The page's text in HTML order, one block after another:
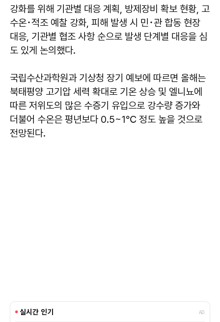
강화를 위해 기관별 대응 계획, 방제장비 확보 현황, 고
수온･적조 예찰 강화, 피해 발생 시 민･관 합동 현장
대응, 기관별 협조 사항 순으로 발생 단계별 대응을 심
도 있게 논의했다.
국립수산과학원과 기상청 장기 예보에 따르면 올해는
북태평양 고기압 세력 확대로 기온 상승 및 엘니뇨에
따른 저위도의 많은 수증기 유입으로 강수량 증가와
더불어 수온은 평년보다 0.5~1℃ 정도 높을 것으로
전망된다.